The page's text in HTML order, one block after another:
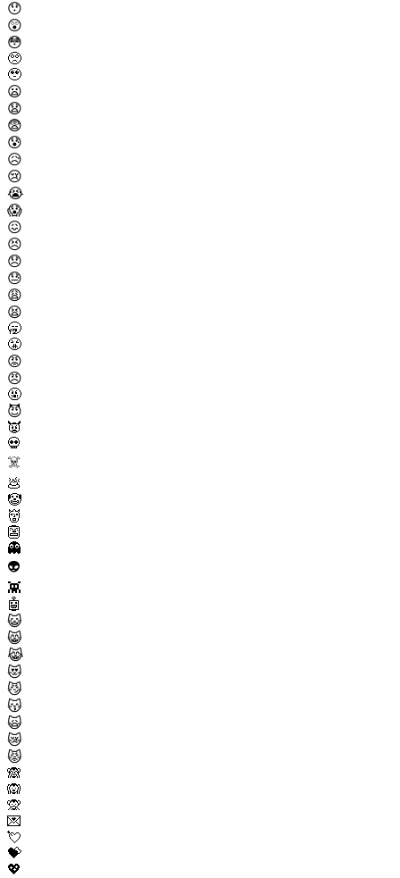
😯
😲
😳
🥺
🥹
😦
😧
😨
😰
😥
😢
😭
😱
😖
😣
😞
😓
😩
😫
🥱
😤
😡
😠
🤬
😈
👿
💀
☠️
💩
🤡
👹
👺
👻
👽
👾
🤖
😺
😸
😹
😻
😼
😽
🙀
😿
😾
🙈
🙉
🙊
💌
💘
💝
💖